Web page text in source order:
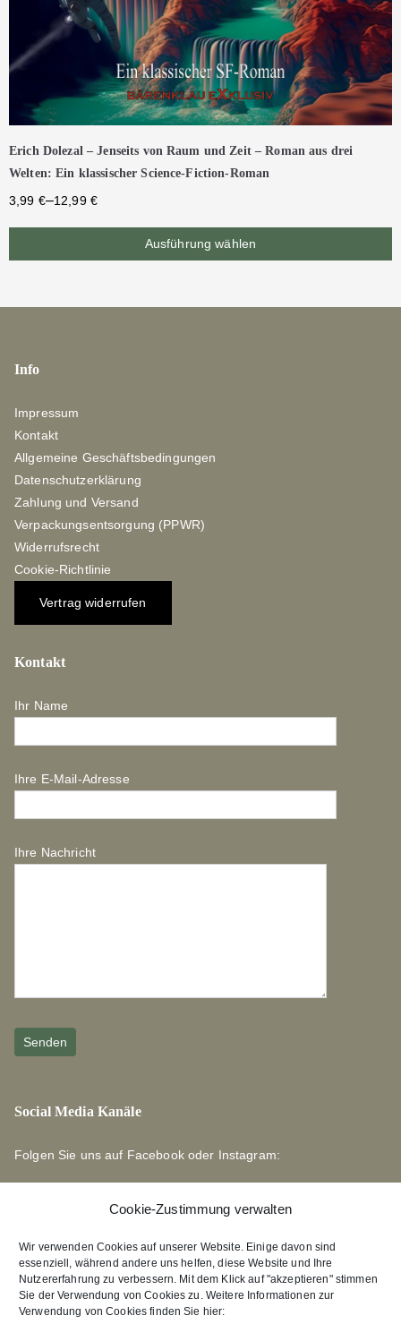
Cookie-Zustimmung verwalten
Wir verwenden Cookies auf unserer Website. Einige davon sind
essenziell, während andere uns helfen, diese Website und Ihre
Nutzererfahrung zu verbessern. Mit dem Klick auf "akzeptieren" stimmen
Sie der Verwendung von Cookies zu. Weitere Informationen zur
Verwendung von Cookies finden Sie hier:
Erich Dolezal – Jenseits von Raum und Zeit – Roman aus drei
Welten: Ein klassischer Science-Fiction-Roman
3,99 €–12,99 €
Ausführung wählen
Info
Impressum
Kontakt
Allgemeine Geschäftsbedingungen
Datenschutzerklärung
Zahlung und Versand
Verpackungsentsorgung (PPWR)
Widerrufsrecht
Cookie-Richtlinie
Vertrag widerrufen
Kontakt
Ihr Name
Ihre E-Mail-Adresse
Ihre Nachricht
Social Media Kanäle
Folgen Sie uns auf Facebook oder Instagram:
Links zu unseren Partnerverlagen
Edition Bärenklau